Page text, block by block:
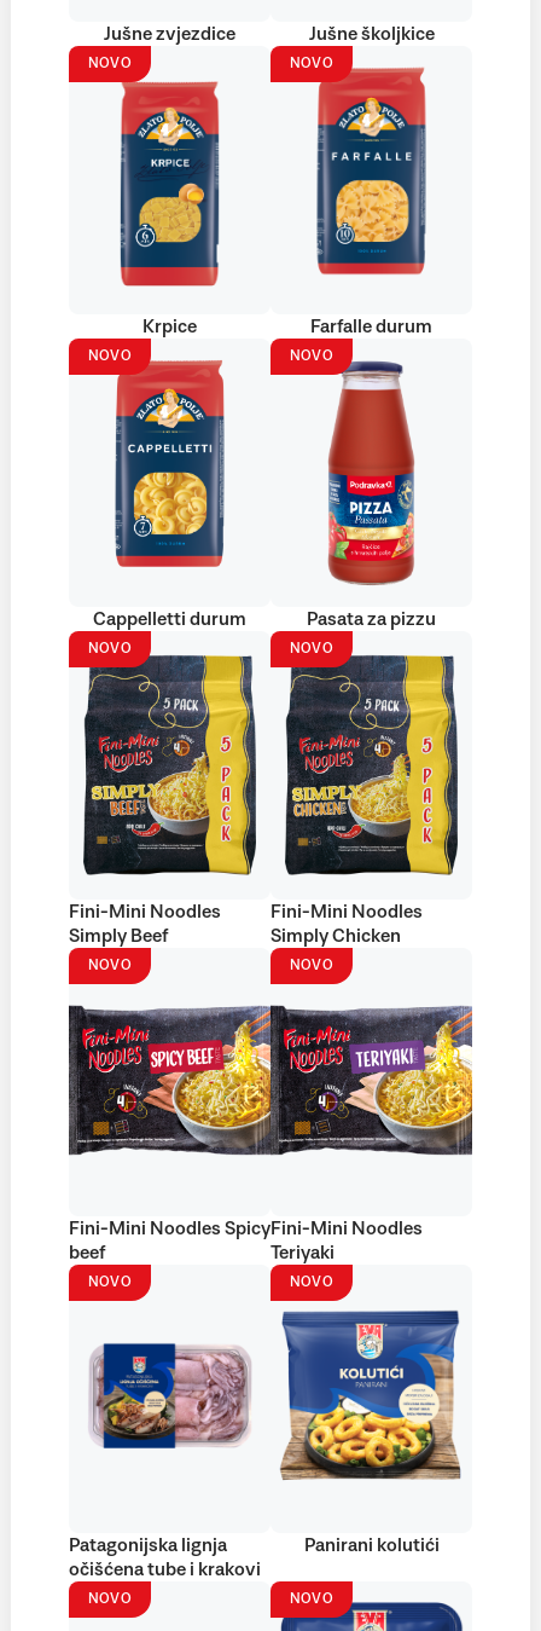
Jušne zvjezdice Jušne školjkice
NOVO
Krpice
NOVO
Farfalle durum
NOVO
Cappelletti durum
NOVO
Pasata za pizzu
NOVO
Fini-Mini Noodles
Simply Beef
NOVO
Fini-Mini Noodles
Simply Chicken
NOVO
Fini-Mini Noodles Spicy
beef
NOVO
Fini-Mini Noodles
Teriyaki
NOVO
Patagonijska lignja
očišćena tube i krakovi
NOVO
Panirani kolutići
NOVO NOVO